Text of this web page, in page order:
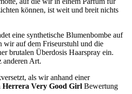
können, ist weit und breit nichts
eine synthetische Blumenbombe auf
wir auf dem Friseurstuhl und die
brutalen Überdosis Haarspray ein.
anderen Art.
als wir anhand einer
Herrera Very Good Girl Bewertung